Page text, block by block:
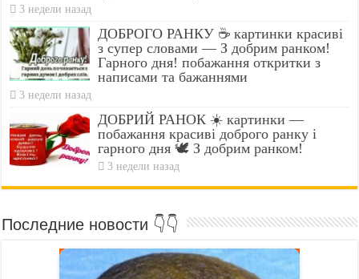
3 недели назад
ДОБРОГО РАНКУ ☕ картинки красиві
з супер словами — З добрим ранком!
Гарного дня! побажання откритки з
написами та бажаннями
3 недели назад
ДОБРИЙ РАНОК ☀️ картинки —
побажання красиві доброго ранку і
гарного дня 🕊️ З добрим ранком!
3 недели назад
Последние новости 👇👇